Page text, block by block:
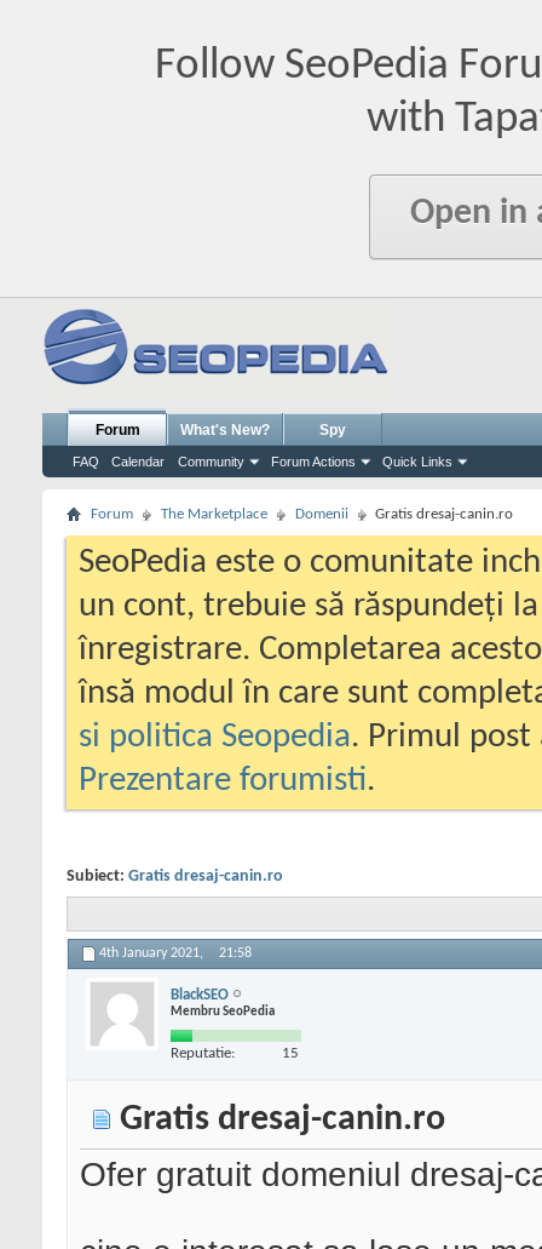
Follow SeoPedia
with
Open in
Forum
FAQ Calendar Community Forum Actions Quick Links
What's New? Spy
Forum The Marketplace Domenii Gratis dresaj-canin.ro
SeoPedia este o comunitate
un cont, trebuie să răspundeți
înregistrare. Completarea
însă modul în care sunt
si politica Seopedia. Primul
Prezentare forumisti.
Subiect: Gratis dresaj-canin.ro
4th January 2021, 21:58
BlackSEO
Membru SeoPedia
Reputatie: 15
Gratis dresaj-canin.ro
Ofer gratuit domeniul dresaj-